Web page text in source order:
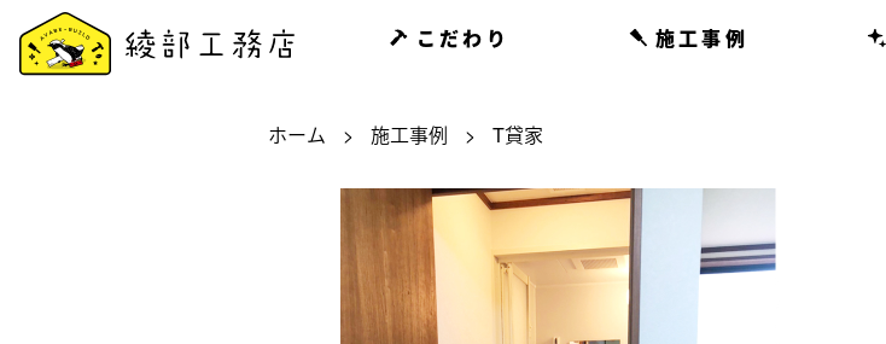
こだわり 施工事例
ホーム > 施工事例 > T貸家